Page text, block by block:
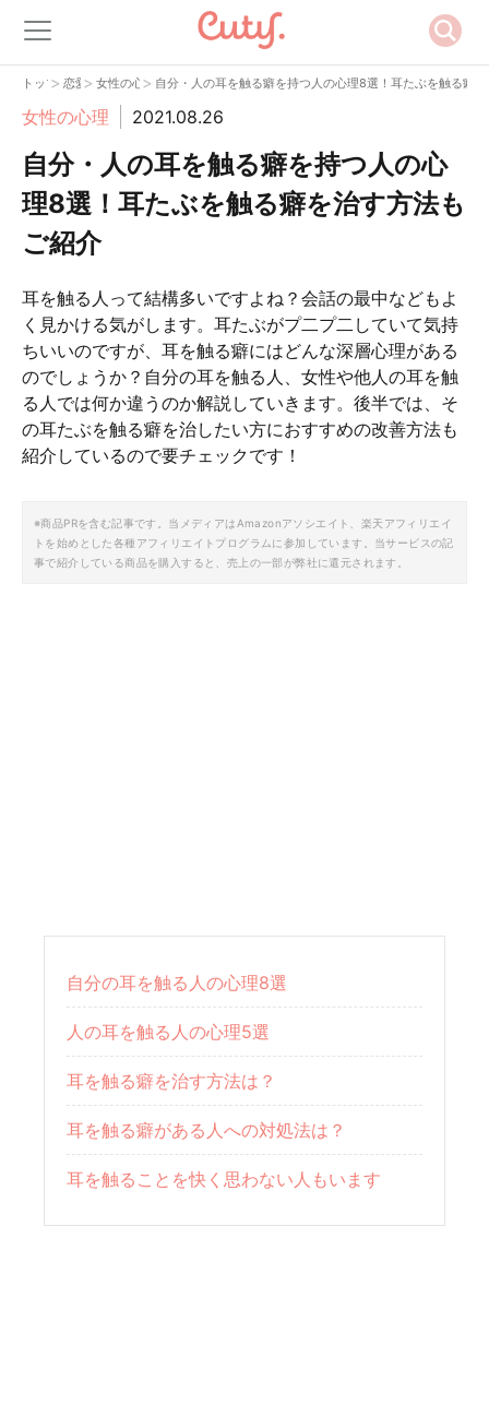
トップ
> 恋愛> 女性の心理
> 自分・人の耳を触る癖を持つ人の心理8選！耳たぶを触る癖
女性の心理 2021.08.26
自分・人の耳を触る癖を持つ人の心
理8選！耳たぶを触る癖を治す方法も
ご紹介
耳を触る人って結構多いですよね？会話の最中などもよ
く見かける気がします。耳たぶがプ二プ二していて気持
ちいいのですが、耳を触る癖にはどんな深層心理がある
のでしょうか？自分の耳を触る人、女性や他人の耳を触
る人では何か違うのか解説していきます。後半では、そ
の耳たぶを触る癖を治したい方におすすめの改善方法も
紹介しているので要チェックです！
※商品PRを含む記事です。当メディアはAmazonアソシエイト、楽天アフィリエイ
トを始めとした各種アフィリエイトプログラムに参加しています。当サービスの記
事で紹介している商品を購入すると、売上の一部が弊社に還元されます。
自分の耳を触る人の心理8選
人の耳を触る人の心理5選
耳を触る癖を治す方法は？
耳を触る癖がある人への対処法は？
耳を触ることを快く思わない人もいます